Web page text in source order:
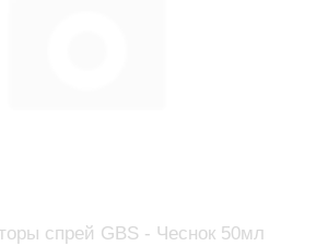
спрей GBS - Чеснок 50мл